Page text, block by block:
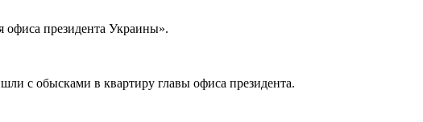
офиса президента Украины».
с обысками в квартиру главы офиса президента.